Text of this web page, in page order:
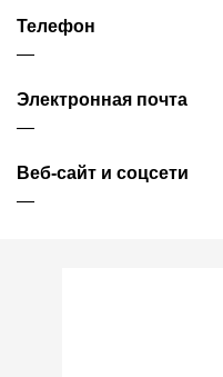
Телефон
—
Электронная почта
—
Веб-сайт и соцсети
—
Насколько вы
Мы ежедневно
чтобы вы